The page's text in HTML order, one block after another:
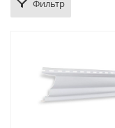
Фильтр